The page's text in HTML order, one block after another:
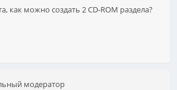
как можно создать 2 CD-ROM раздела?
модератор